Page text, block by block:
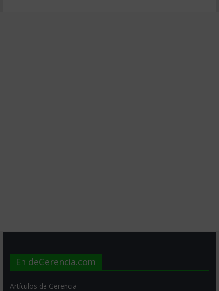
En deGerencia.com
Artículos de Gerencia